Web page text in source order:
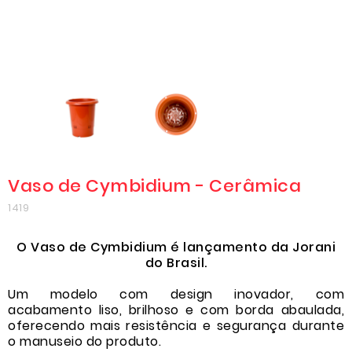
Vaso de Cymbidium - Cerâmica
1419
O Vaso de Cymbidium é lançamento da Jorani
do Brasil.
Um modelo com design inovador, com
acabamento liso, brilhoso e com borda abaulada,
oferecendo mais resistência e segurança durante
o manuseio do produto.